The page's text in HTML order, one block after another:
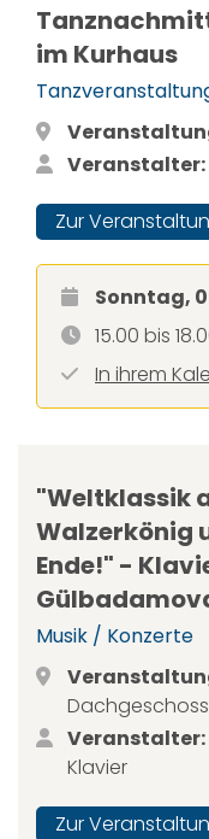
im Kurhaus
Veranstalter:
Zur
Sonntag,
15.00 bis
In ihrem
"Weltklassik
Walzerkönig
Ende!" -
Musik / Konzerte
Dachgeschoss
Veranstalter:
Klavier
Zur